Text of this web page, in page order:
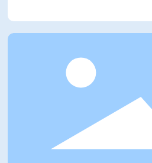
перспективой и передовыми
глобальных клиентов.